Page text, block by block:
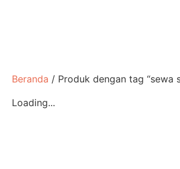
Beranda / Produk dengan tag “sewa
Loading...